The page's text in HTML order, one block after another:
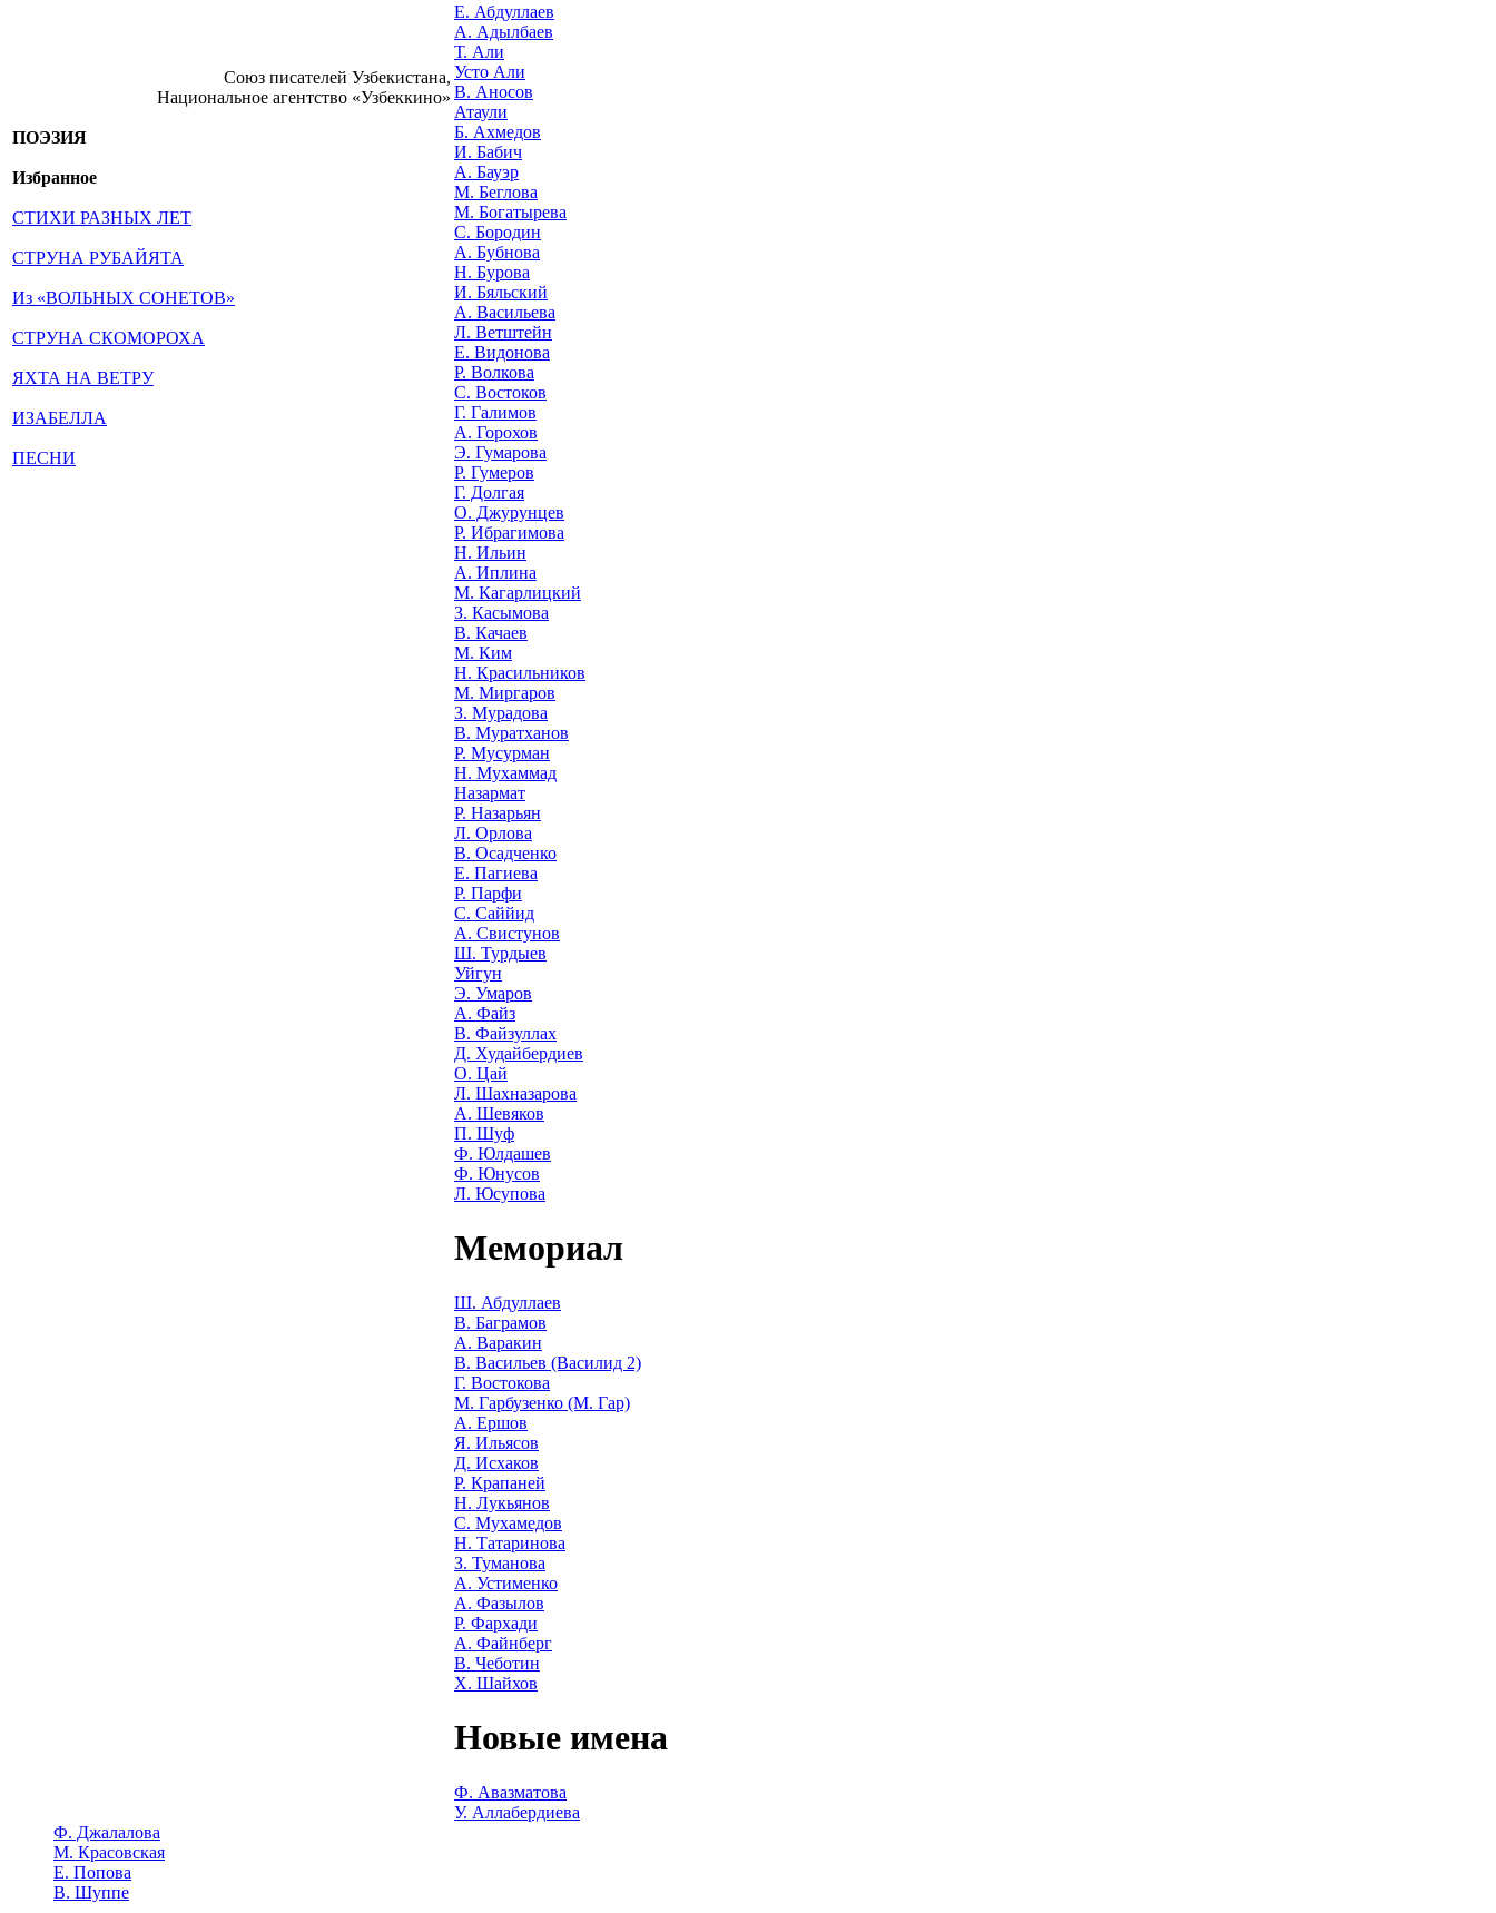
Союз писателей Узбекистана,
Национальное агентство «Узбеккино»
ПОЭЗИЯ
Избранное
СТИХИ РАЗНЫХ ЛЕТ
СТРУНА РУБАЙЯТА
Из «ВОЛЬНЫХ СОНЕТОВ»
СТРУНА СКОМОРОХА
ЯХТА НА ВЕТРУ
ИЗАБЕЛЛА
ПЕСНИ
Е. Абдуллаев
А. Адылбаев
Т. Али
Усто Али
В. Аносов
Атаули
Б. Ахмедов
И. Бабич
А. Бауэр
М. Беглова
М. Богатырева
С. Бородин
А. Бубнова
Н. Бурова
И. Бяльский
А. Васильева
Л. Ветштейн
Е. Видонова
Р. Волкова
С. Востоков
Г. Галимов
А. Горохов
Э. Гумарова
Р. Гумеров
Г. Долгая
О. Джурунцев
Р. Ибрагимова
Н. Ильин
А. Иплина
М. Кагарлицкий
З. Касымова
В. Качаев
М. Ким
Н. Красильников
М. Миргаров
З. Мурадова
В. Муратханов
Р. Мусурман
Н. Мухаммад
Назармат
Р. Назарьян
Л. Орлова
В. Осадченко
Е. Пагиева
Р. Парфи
С. Саййид
А. Свистунов
Ш. Турдыев
Уйгун
Э. Умаров
А. Файз
В. Файзуллах
Д. Худайбердиев
О. Цай
Л. Шахназарова
А. Шевяков
П. Шуф
Ф. Юлдашев
Ф. Юнусов
Л. Юсупова
Мемориал
Ш. Абдуллаев
В. Баграмов
А. Варакин
В. Васильев (Василид 2)
Г. Востокова
М. Гарбузенко (М. Гар)
А. Ершов
Я. Ильясов
Д. Исхаков
Р. Крапаней
Н. Лукьянов
С. Мухамедов
Н. Татаринова
З. Туманова
А. Устименко
А. Фазылов
Р. Фархади
А. Файнберг
В. Чеботин
Х. Шайхов
Новые имена
Ф. Авазматова
У. Аллабердиева
Ф. Джалалова
М. Красовская
Е. Попова
В. Шуппе